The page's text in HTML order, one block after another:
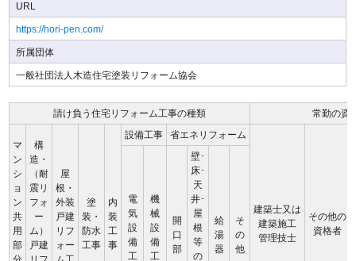
URL
https://hori-pen.com/
所属団体
一般社団法人木造住宅塗装リフォーム協会
請け負う住宅リフォーム工事の種類 常勤の資
マ
ン
シ
ョ
ン
共
用
部
構
造・
（耐
震リ
フォ
ー
ム）
戸建
屋
根・
外装
戸建
リフ
ォー
塗
装・
防水
工事
内
装
工
事
設備工事 省エネリフォーム
建築士又は
建築施工
管理技士
その他の
資格者
電
気
設
備
工
機
械
設
備
工
開
口
部
壁･
床･
天
井･
屋
根
等
の
給
湯
器
そ
の
他